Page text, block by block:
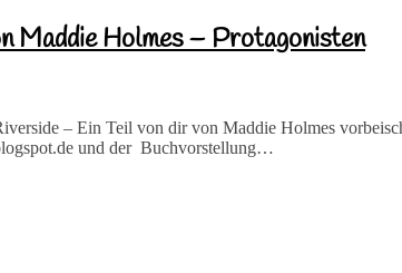
Maddie Holmes – Protagonisten
– Ein Teil von dir von Maddie Holmes
und der Buchvorstellung…